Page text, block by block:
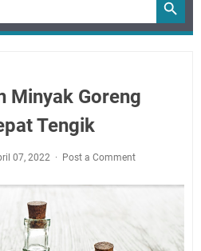
Minyak Goreng
Tengik
07, 2022 Post a Comment